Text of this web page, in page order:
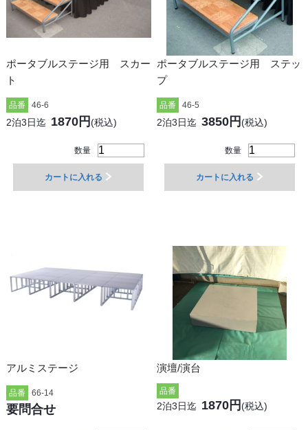
ポータブルステージ用 スカー
ト
品番 46-6
2泊3日迄 1870円 (税込)
数量
カートに入れる
ポータブルステージ用 ステッ
プ
品番 46-5
2泊3日迄 3850円 (税込)
数量
カートに入れる
アルミステージ
品番 66-14
要問合せ
演壇/演台
品番
2泊3日迄 1870円 (税込)